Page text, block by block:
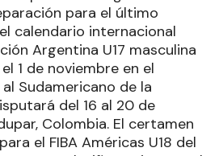
para el último
calendario internacional
Argentina U17 masculina
1 de noviembre en el
Sudamericano de la
del 16 al 20 de
Colombia. El certamen
el FIBA Américas U18 del